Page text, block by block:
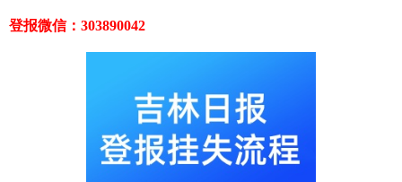
登报微信：303890042